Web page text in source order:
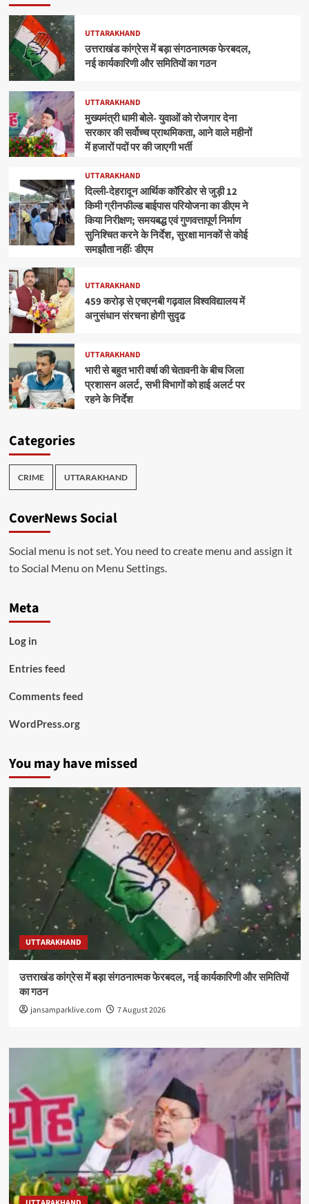
UTTARAKHAND
उत्तराखंड कांग्रेस में बड़ा संगठनात्मक फेरबदल,
नई कार्यकारिणी और समितियों का गठन
UTTARAKHAND
मुख्यमंत्री धामी बोले- युवाओं को रोजगार देना
सरकार की सर्वोच्च प्राथमिकता, आने वाले महीनों
में हजारों पदों पर की जाएगी भर्ती
UTTARAKHAND
दिल्ली-देहरादून आर्थिक कॉरिडोर से जुड़ी 12
किमी ग्रीनफील्ड बाईपास परियोजना का डीएम ने
किया निरीक्षण; समयबद्ध एवं गुणवत्तापूर्ण निर्माण
सुनिश्चित करने के निर्देश, सुरक्षा मानकों से कोई
समझौता नहींः डीएम
UTTARAKHAND
459 करोड़ से एचएनबी गढ़वाल विश्वविद्यालय में
अनुसंधान संरचना होगी सुदृढ
UTTARAKHAND
भारी से बहुत भारी वर्षा की चेतावनी के बीच जिला
प्रशासन अलर्ट, सभी विभागों को हाई अलर्ट पर
रहने के निर्देश
Categories
CRIME UTTARAKHAND
CoverNews Social
Social menu is not set. You need to create menu and assign it
to Social Menu on Menu Settings.
Meta
Log in
Entries feed
Comments feed
WordPress.org
You may have missed
UTTARAKHAND
उत्तराखंड कांग्रेस में बड़ा संगठनात्मक फेरबदल, नई कार्यकारिणी और समितियों
का गठन
jansamparklive.com 7 August 2026